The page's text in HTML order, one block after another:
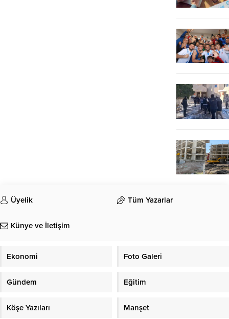
Üyelik Tüm Yazarlar
Künye ve İletişim
Ekonomi Foto Galeri
Gündem Eğitim
Köşe Yazıları Manşet